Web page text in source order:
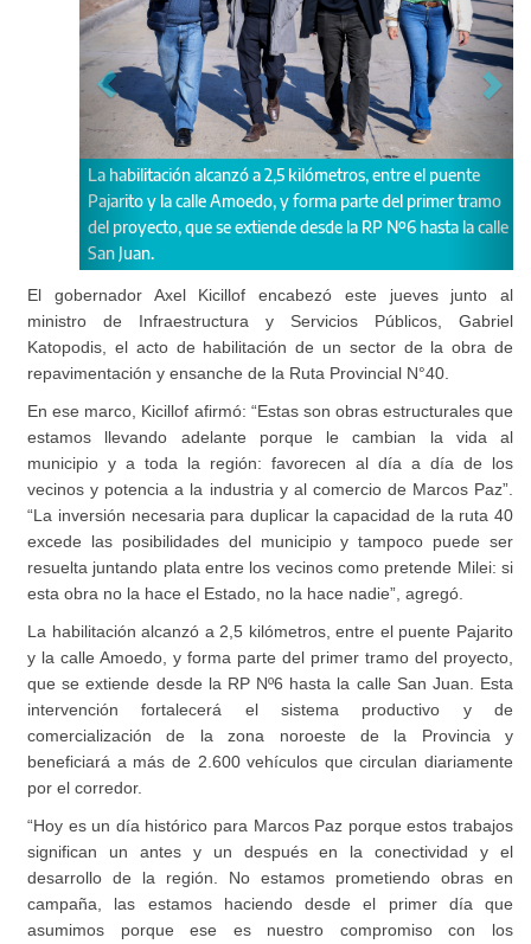
Se trata de una arteria clave para fortalecer la conectividad
en el conurbano bonaerense.
El gobernador Axel Kicillof encabezó este jueves junto al
ministro de Infraestructura y Servicios Públicos, Gabriel
Katopodis, el acto de habilitación de un sector de la obra de
repavimentación y ensanche de la Ruta Provincial N°40.
En ese marco, Kicillof afirmó: “Estas son obras estructurales que
estamos llevando adelante porque le cambian la vida al
municipio y a toda la región: favorecen al día a día de los
vecinos y potencia a la industria y al comercio de Marcos Paz”.
“La inversión necesaria para duplicar la capacidad de la ruta 40
excede las posibilidades del municipio y tampoco puede ser
resuelta juntando plata entre los vecinos como pretende Milei: si
esta obra no la hace el Estado, no la hace nadie”, agregó.
La habilitación alcanzó a 2,5 kilómetros, entre el puente Pajarito
y la calle Amoedo, y forma parte del primer tramo del proyecto,
que se extiende desde la RP Nº6 hasta la calle San Juan. Esta
intervención fortalecerá el sistema productivo y de
comercialización de la zona noroeste de la Provincia y
beneficiará a más de 2.600 vehículos que circulan diariamente
por el corredor.
“Hoy es un día histórico para Marcos Paz porque estos trabajos
significan un antes y un después en la conectividad y el
desarrollo de la región. No estamos prometiendo obras en
campaña, las estamos haciendo desde el primer día que
asumimos porque ese es nuestro compromiso con los